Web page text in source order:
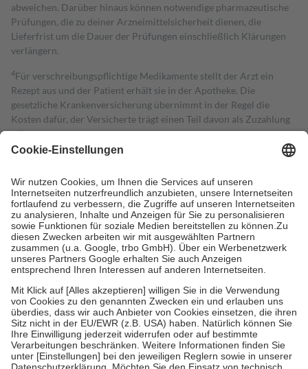
abweichen. Darüber hinaus können notwendige pharmazeutische
Prüfungen, die zu deiner Arzneimittelsicherheit dienen, die
Lieferfrist um die Dauer der Prüfungen einschließlich Klärungen
verlängern.
4Für verschreibungspflichtige Medikamente stellt der Arzt ein
Rezept aus und der Patient erhält sie in der Apotheke. Die
gesetzliche Krankenversicherung übernimmt in der Regel die
Kosten dafür, der Versicherte trägt einen Teil davon als Zuzahlung
mit.
Grundsätzlich leisten Mitglieder Zuzahlungen in Höhe von zehn
höchstens zehn Euro.
Es sind jedoch nie mehr als die tatsächlichen
Kosten der Leistung zu entrichten.
Diese Regeln gelten grundsätzlich auch für Online-Apotheken.
Bei Heilmitteln und häuslicher Krankenpflege beträgt die
Zuzahlung zehn Prozent der Kosten sowie zehn Euro je
Verordnung.
Um das Engagement der Versicherten für ihre eigene Gesundheit zu
stärken und die besondere Stellung der Familie zu unterstützen,
fallenkeine Zuzahlungenan bei:
• Kindern und Jugendlichen bis zum vollendeten 18. Lebensjahr
mit Ausnahme der Fahrkosten
• Untersuchungen zur Vorsorge und Früherkennung, die von der
GKV getragen werden
• empfohlenen Schutzimpfungen